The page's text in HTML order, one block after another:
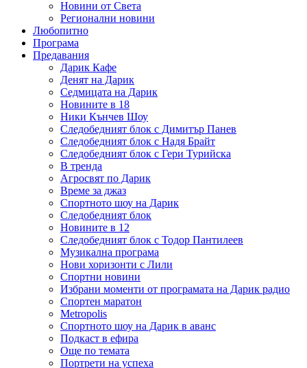
Новини от Света
Регионални новини
Любопитно
Програма
Предавания
Дарик Кафе
Денят на Дарик
Седмицата на Дарик
Новините в 18
Ники Кънчев Шоу
Следобедният блок с Димитър Панев
Следобедният блок с Надя Брайт
Следобедният блок с Гери Турийска
В тренда
Агросвят по Дарик
Време за джаз
Спортното шоу на Дарик
Следобедният блок
Новините в 12
Следобедният блок с Тодор Пантилеев
Музикална програма
Нови хоризонти с Лили
Спортни новини
Избрани моменти от програмата на Дарик радио
Спортен маратон
Metropolis
Спортното шоу на Дарик в аванс
Подкаст в ефира
Още по темата
Портрети на успеха